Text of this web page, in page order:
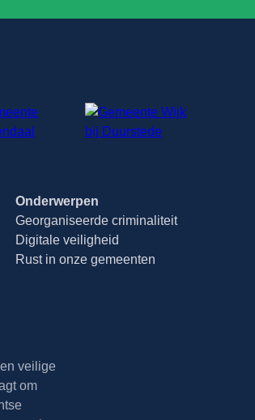
Onderwerpen
Georganiseerde criminaliteit
Digitale veiligheid
Rust in onze gemeenten
veilige
om